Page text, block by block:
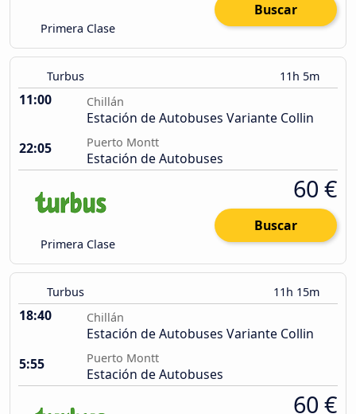
Primera Clase
Buscar
Turbus 11h 5m
11:00 Chillán
Estación de Autobuses Variante Collin
22:05
Puerto Montt
Estación de Autobuses
Primera Clase
60 €
Buscar
Turbus 11h 15m
18:40 Chillán
Estación de Autobuses Variante Collin
5:55
Puerto Montt
Estación de Autobuses
60 €